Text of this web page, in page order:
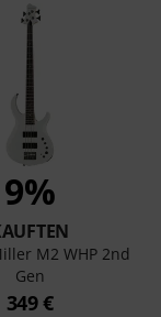
9%
M2 WHP 2nd
Gen
349 €